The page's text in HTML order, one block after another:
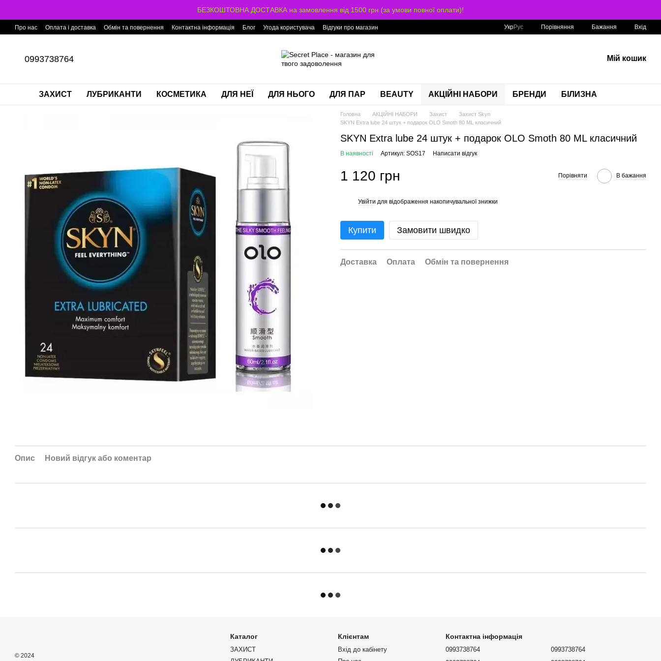
БЕЗКОШТОВНА ДОСТАВКА на замовлення від 1500 грн (за умови повної оплати)!
Про нас Оплата і доставка Обмін та повернення Контактна інформація Блог Угода користувача Відгуки про магазин УкрРус Порівняння Бажання Вхід
0993738764 Мій кошик
ЗАХИСТ ЛУБРИКАНТИ КОСМЕТИКА ДЛЯ НЕЇ ДЛЯ НЬОГО ДЛЯ ПАР BEAUTY АКЦІЙНІ НАБОРИ БРЕНДИ БІЛИЗНА
Головна АКЦІЙНІ НАБОРИ Захист
Захист Skyn
SKYN Extra lube 24 штук + подарок OLO Smoth 80 ML класичний
SKYN Extra lube 24 штук + подарок OLO Smoth 80 ML класичний
В наявності Артикул: SOS17 Написати відгук
1 120 грн Порівняти В бажання
Увійти для відображення накопичувальної знижки
Купити Замовити швидко
Доставка Оплата Обмін та повернення
Опис Новий відгук або коментар
© 2024
Каталог
ЗАХИСТ
Клієнтам
Вхід до кабінету
Контактна інформація
0993738764
0993738764